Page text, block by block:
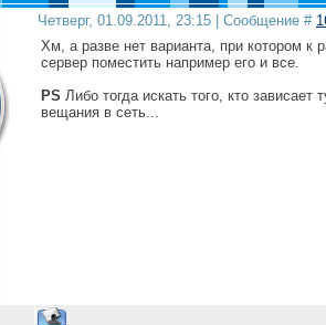
Четверг, 01.09.2011, 23:15 | Сообщение #
Хм, а разве нет варианта, при котором
сервер поместить например его и все.
PS Либо тогда искать того, кто
вещания в сеть...